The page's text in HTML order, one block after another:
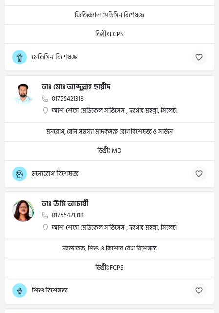
ফিজিক্যাল মেডিসিন বিশেষজ্ঞ
ডিগ্রীঃ FCPS
মেডিসিন বিশেষজ্ঞ
ডাঃ মোঃ আব্দুল্লাহ ছায়ীদ
01755421318
আশ-শেফা মেডিকেল সার্ভিসেস , দরগাহ মহল্লা, সিলেট।
মনরোগ, যৌন সমস্যা মাদকসক্ত রোগ বিশেষজ্ঞ ও সার্জন
ডিগ্রীঃ MD
মনোরোগ বিশেষজ্ঞ
ডাঃ ঊর্মি আচার্যী
01755421318
আশ-শেফা মেডিকেল সার্ভিসেস , দরগাহ মহল্লা, সিলেট।
নবজাতক, শিশু ও কিশোর রোগ বিশেষজ্ঞ
ডিগ্রীঃ FCPS
শিশু বিশেষজ্ঞ